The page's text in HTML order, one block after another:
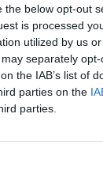
the below opt-out
is processed
utilized by us
separately
the IAB’s list of
parties on the
parties.
et